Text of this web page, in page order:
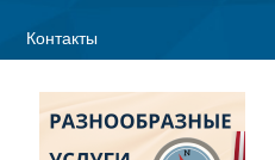
Контакты